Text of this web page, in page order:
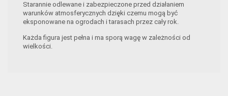
Starannie odlewane i zabezpieczone przed działaniem
warunków atmosferycznych dzięki czemu mogą być
eksponowane na ogrodach i tarasach przez cały rok.
Każda figura jest pełna i ma sporą wagę w zależności od
wielkości.